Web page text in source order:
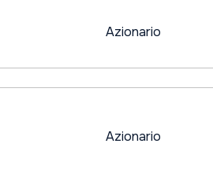
Azionario
Azionario